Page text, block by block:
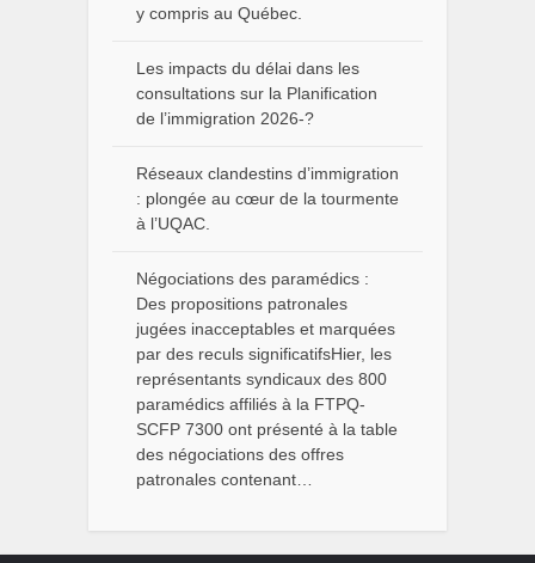
y compris au Québec.
Les impacts du délai dans les
consultations sur la Planification
de l’immigration 2026-?
Réseaux clandestins d’immigration
: plongée au cœur de la tourmente
à l’UQAC.
Négociations des paramédics :
Des propositions patronales
jugées inacceptables et marquées
par des reculs significatifsHier, les
représentants syndicaux des 800
paramédics affiliés à la FTPQ-
SCFP 7300 ont présenté à la table
des négociations des offres
patronales contenant…